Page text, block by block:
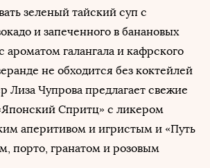
зеленый тайский суп с
и запеченного в банановых
ароматом галангала и кафрского
не обходится без коктейлей
Лиза Чупрова предлагает свежие
Спритц» с ликером
аперитивом и игристым и «Путь
порто, гранатом и розовым